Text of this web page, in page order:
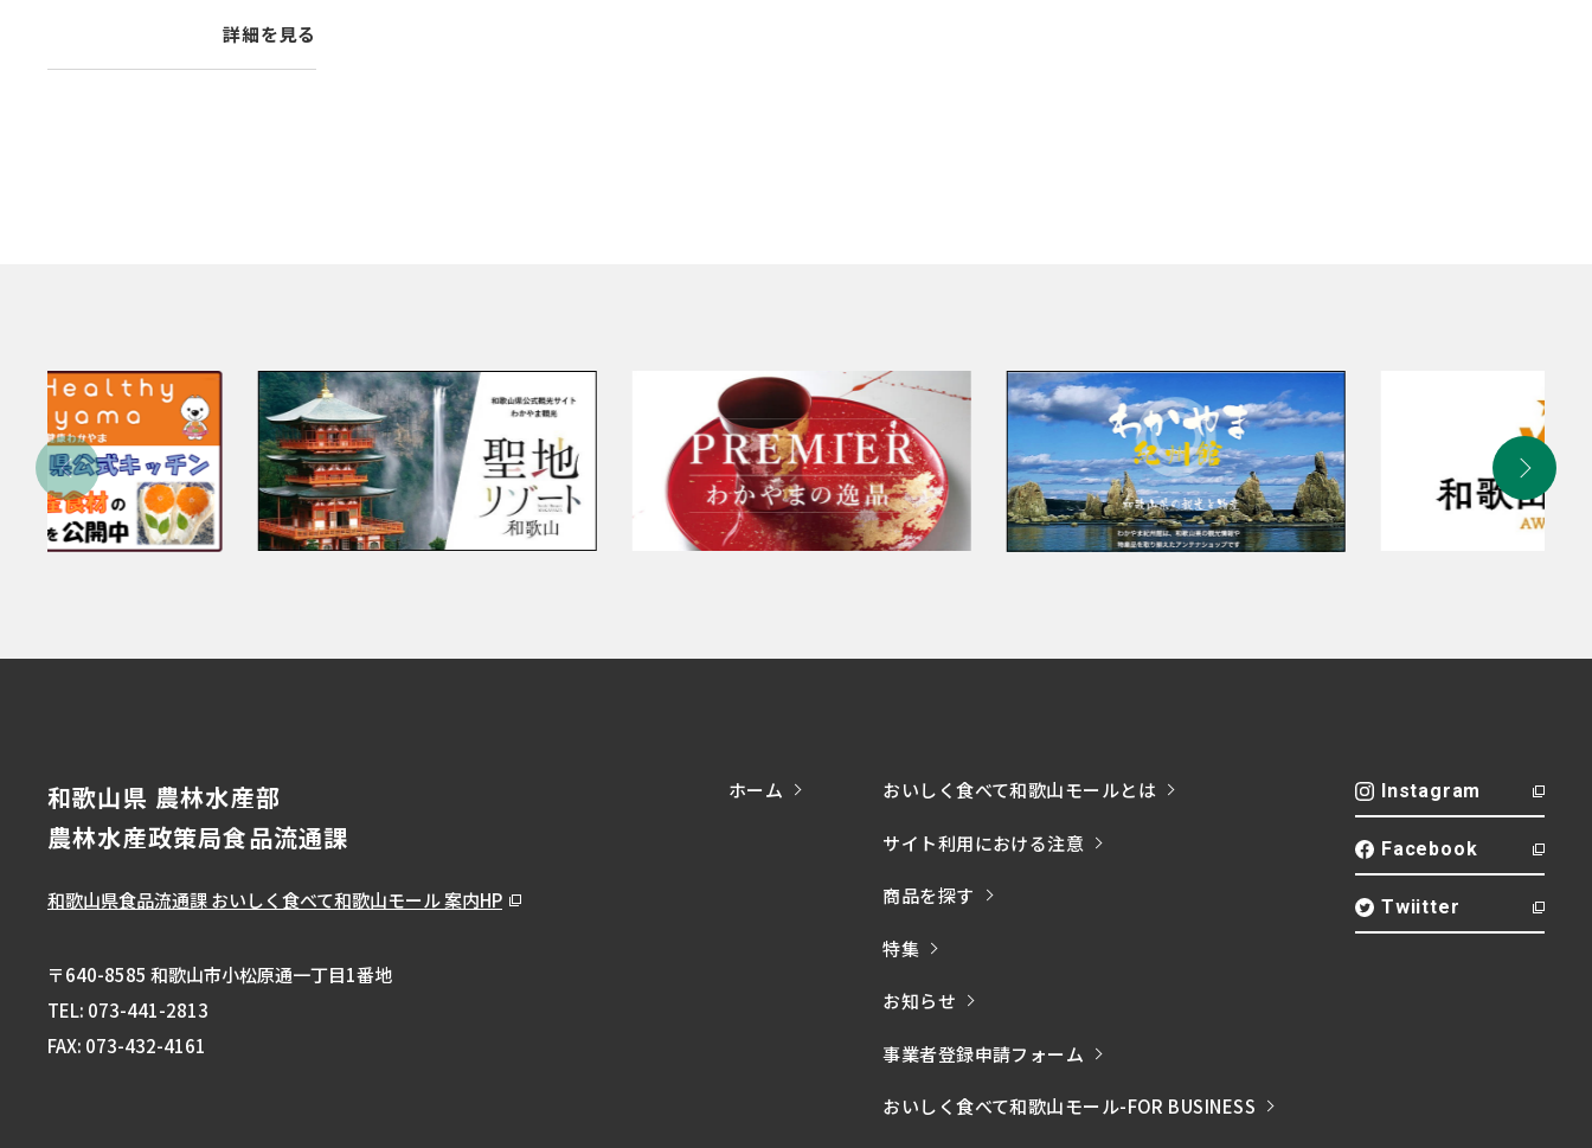
詳細を見る
和歌山県 農林水産部
農林水産政策局食品流通課
和歌山県食品流通課おいしく食べて和歌山モール 案内HP
〒640-8585 和歌山市小松原通一丁目1番地
TEL: 073-441-2813
FAX: 073-432-4161
ホーム おいしく食べて和歌山モールとは
サイト利用における注意
商品を探す
特集
お知らせ
事業者登録申請フォーム
おいしく食べて和歌山モール-FOR BUSINESS
Instagram
Facebook
Twiitter